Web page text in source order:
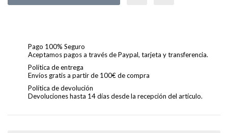
Pago 100% Seguro
Aceptamos pagos a través de Paypal, tarjeta y transferencia.
Política de entrega
Envíos gratis a partir de 100€ de compra
Política de devolución
Devoluciones hasta 14 días desde la recepción del artículo.